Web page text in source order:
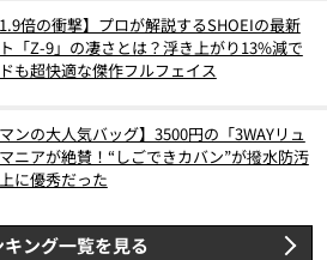
1.9倍の衝撃】プロが解説するSHOEIの最新
「Z-9」の凄さとは？浮き上がり13%減で
も超快適な傑作フルフェイス
マンの大人気バッグ】3500円の「3WAYリュ
ニアが絶賛！“しごできカバン”が撥水防汚
に優秀だった
キング一覧を見る